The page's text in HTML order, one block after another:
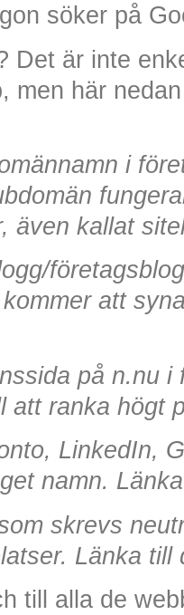
söker på
Det är inte
men här
i
även kallat
att
på n.nu i
att ranka högt
LinkedIn,
namn.
skrevs
Länka till
till alla de